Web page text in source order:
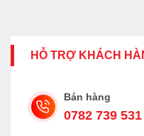
HỖ TRỢ KHÁCH
Bán hàng
0782 739 531